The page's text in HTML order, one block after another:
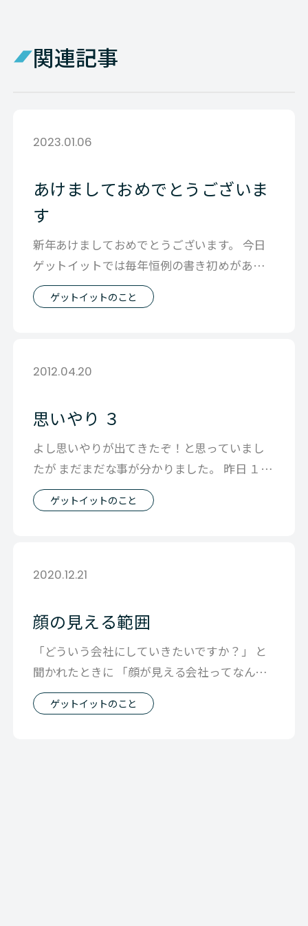
関連記事
2023.01.06
あけましておめでとうございま
す
新年あけましておめでとうございます。 今日
ゲットイットでは毎年恒例の書き初めがあり
ました。 1年の抱負を漢字1字にしたた
ゲットイットのこと
2012.04.20
思いやり ３
よし思いやりが出てきたぞ！と思っていまし
たが まだまだな事が分かりました。 昨日 １週
間ほど娘たちが調子が悪く さらにそ
ゲットイットのこと
2020.12.21
顔の見える範囲
「どういう会社にしていきたいですか？」 と
聞かれたときに 「顔が見える会社ってなんか
いいと思うのです」 というような話し
ゲットイットのこと